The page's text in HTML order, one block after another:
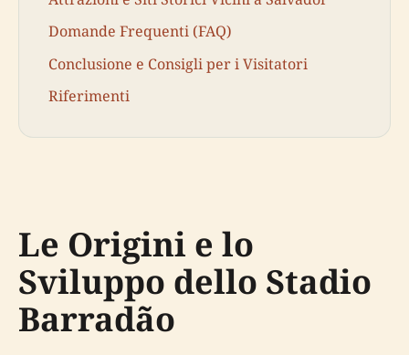
Domande Frequenti (FAQ)
Conclusione e Consigli per i Visitatori
Riferimenti
Le Origini e lo
Sviluppo dello Stadio
Barradão